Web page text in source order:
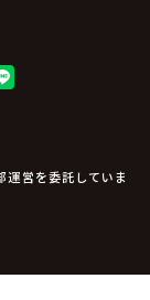
LINE
営を委託していま